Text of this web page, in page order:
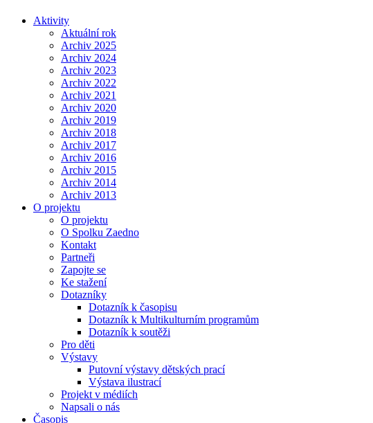
Aktivity
Aktuální rok
Archiv 2025
Archiv 2024
Archiv 2023
Archiv 2022
Archiv 2021
Archiv 2020
Archiv 2019
Archiv 2018
Archiv 2017
Archiv 2016
Archiv 2015
Archiv 2014
Archiv 2013
O projektu
O projektu
O Spolku Zaedno
Kontakt
Partneři
Zapojte se
Ke stažení
Dotazníky
Dotazník k časopisu
Dotazník k Multikulturním programům
Dotazník k soutěži
Pro děti
Výstavy
Putovní výstavy dětských prací
Výstava ilustrací
Projekt v médiích
Napsali o nás
Časopis